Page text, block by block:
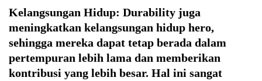
Kelangsungan Hidup: Durability juga
meningkatkan kelangsungan hidup hero,
sehingga mereka dapat tetap berada dalam
pertempuran lebih lama dan memberikan
kontribusi yang lebih besar. Hal ini sangat